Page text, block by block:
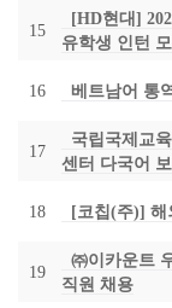
15
[HD현대]
유학생 인턴
16 베트남어 통
17
국립국제교
센터 다국어
18 [코칩(주)] 해
19
㈜이카운트
직원 채용